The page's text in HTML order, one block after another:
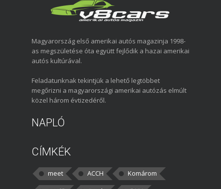
Magyarország első amerikai autós magazinja 1998-
as megszületése óta együtt fejlődik a hazai amerikai
autós kultúrával.
Feladatunknak tekintjük a lehető legtöbbet
megőrizni a magyarországi amerikai autózás elmúlt
közel három évtizedéről.
NAPLÓ
CÍMKÉK
meet ACCH
Komárom